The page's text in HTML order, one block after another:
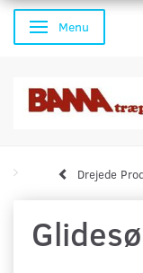
Skifte navigation
Menu
Drejede